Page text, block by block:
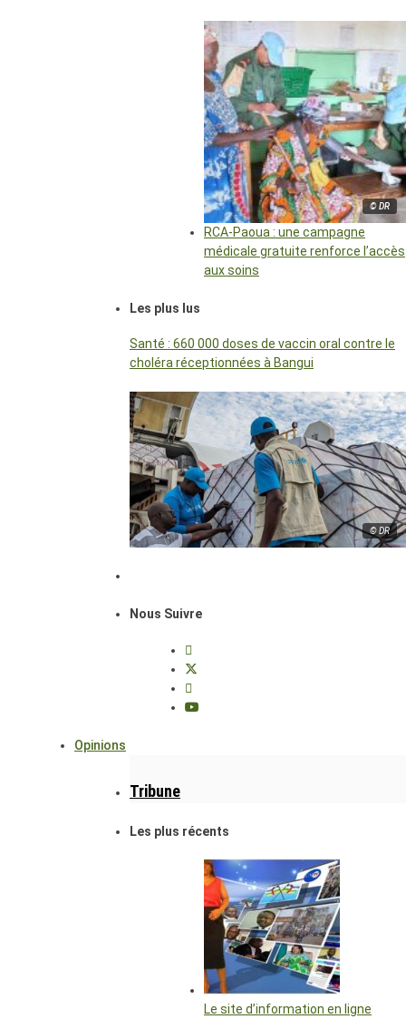
© DR
RCA-Paoua : une campagne
médicale gratuite renforce l’accès
aux soins
Les plus lus
Santé : 660 000 doses de vaccin oral contre le
choléra réceptionnées à Bangui
© DR
Nous Suivre
Opinions
Tribune
Les plus récents
Le site d’information en ligne